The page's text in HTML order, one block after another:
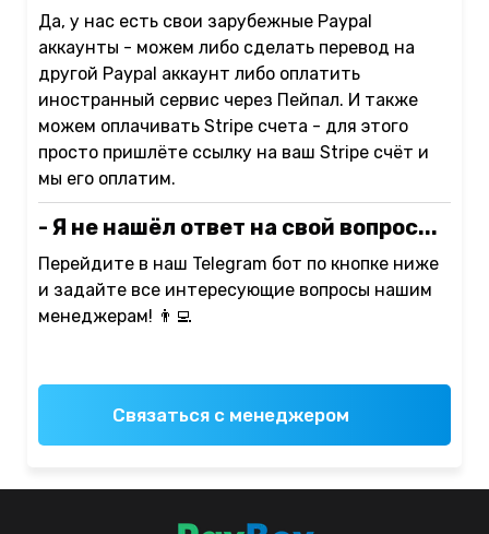
Да, у нас есть свои зарубежные Paypal
аккаунты - можем либо сделать перевод на
другой Paypal аккаунт либо оплатить
иностранный сервис через Пейпал. И также
можем оплачивать Stripe счета - для этого
просто пришлёте ссылку на ваш Stripe счёт и
мы его оплатим.
- Я не нашёл ответ на свой вопрос...
Перейдите в наш Telegram бот по кнопке ниже
и задайте все интересующие вопросы нашим
менеджерам! 👨‍💻
Связаться с менеджером